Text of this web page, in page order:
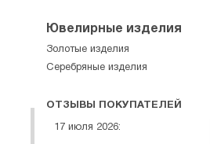
Ювелирные изделия
Золотые изделия
Серебряные изделия
ОТЗЫВЫ ПОКУПАТЕЛЕЙ
17 июля 2026: